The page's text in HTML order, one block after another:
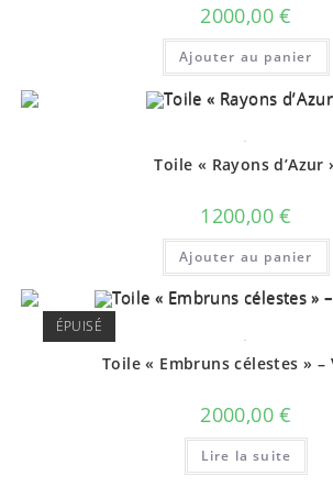
2000,00€
Ajouter au panier
.
Toile « Rayons d’Azur
1200,00€
Ajouter au panier
ÉPUISÉ
.
Toile « Embruns célestes » –
2000,00€
Lire la suite